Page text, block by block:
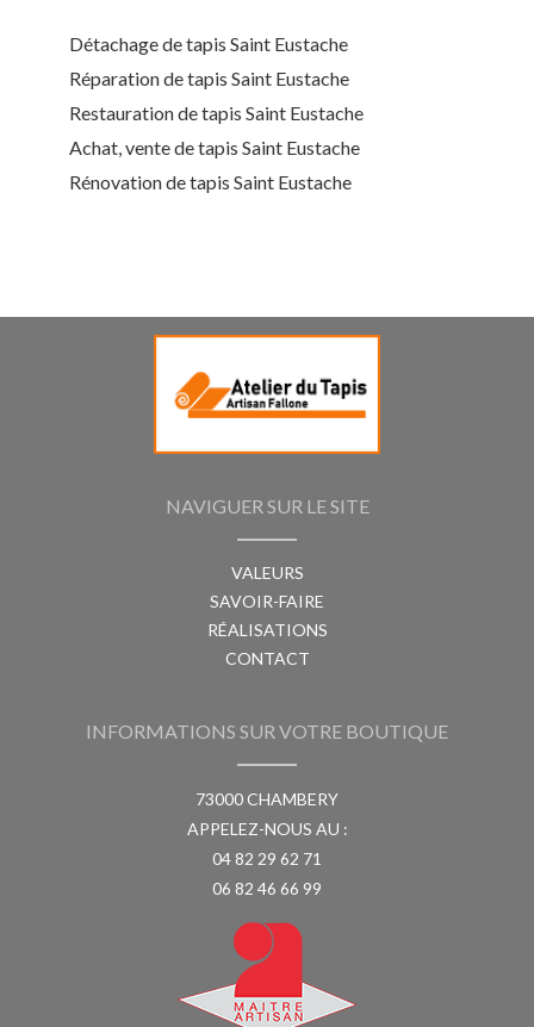
Détachage de tapis Saint Eustache
Réparation de tapis Saint Eustache
Restauration de tapis Saint Eustache
Achat, vente de tapis Saint Eustache
Rénovation de tapis Saint Eustache
NAVIGUER SUR LE SITE
VALEURS
SAVOIR-FAIRE
RÉALISATIONS
CONTACT
INFORMATIONS SUR VOTRE BOUTIQUE
73000 CHAMBERY
APPELEZ-NOUS AU :
04 82 29 62 71
06 82 46 66 99